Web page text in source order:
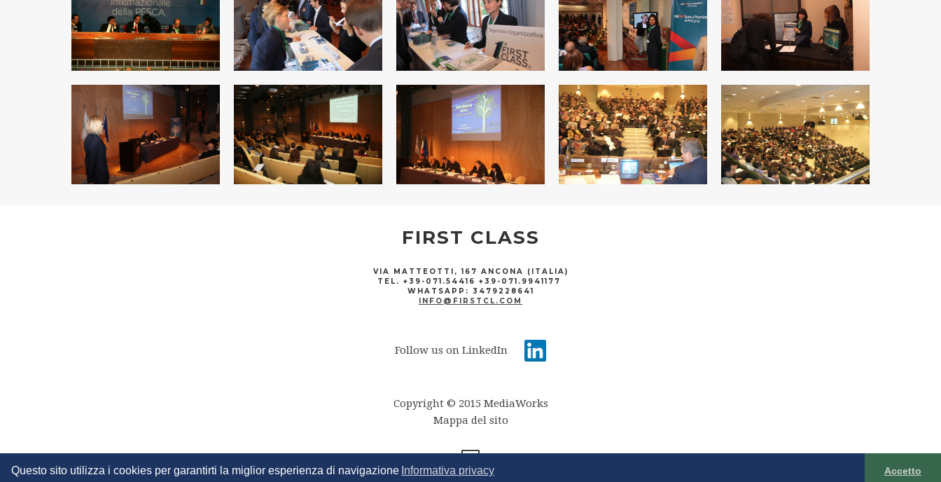
Questo sito utilizza i cookies per garantirti la miglior esperienza di navigazione Informativa privacy Accetto
FIRST CLASS
VIA MATTEOTTI, 167 ANCONA (ITALIA)
TEL. +39-071.54416 +39-071.9941177
WHATSAPP: 3479228641
INFO@FIRSTCL.COM
Follow us on LinkedIn
Copyright © 2015 MediaWorks
Mappa del sito